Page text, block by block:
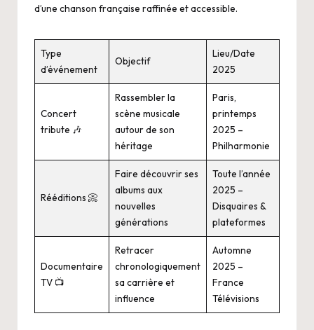
d’une chanson française raffinée et accessible.
Type
d’événement
Objectif
Lieu/Date
2025
Concert
tribute 🎶
Rassembler la
scène musicale
autour de son
héritage
Paris,
printemps
2025 –
Philharmonie
Rééditions 📀
Faire découvrir ses
albums aux
nouvelles
générations
Toute l’année
2025 –
Disquaires &
plateformes
Documentaire
TV 📺
Retracer
chronologiquement
sa carrière et
influence
Automne
2025 –
France
Télévisions